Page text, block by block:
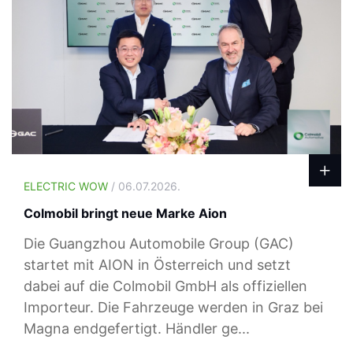
ELECTRIC WOW / 06.07.2026.
Colmobil bringt neue Marke Aion
Die Guangzhou Automobile Group (GAC)
startet mit AION in Österreich und setzt
dabei auf die Colmobil GmbH als offiziellen
Importeur. Die Fahrzeuge werden in Graz bei
Magna endgefertigt. Händler ge...